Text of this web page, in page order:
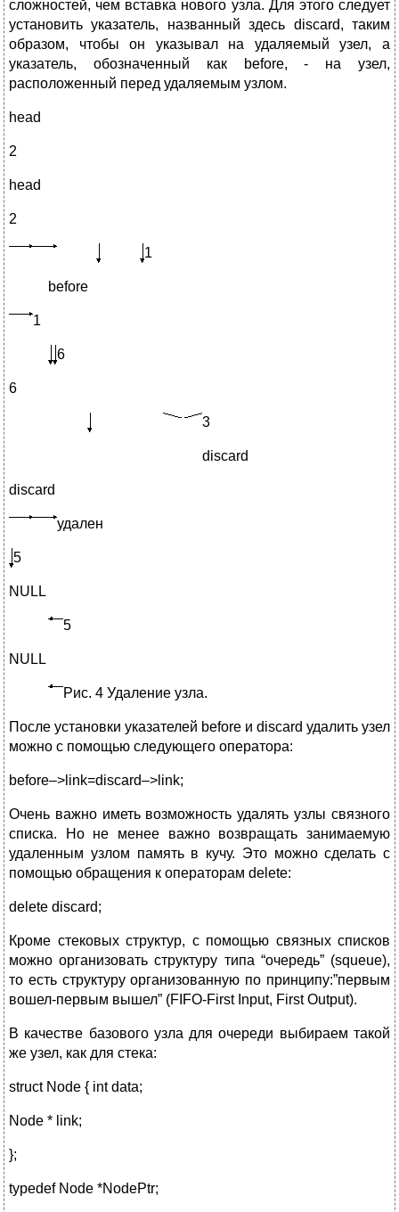
сложностей, чем вставка нового узла. Для этого следует
установить указатель, названный здесь discard, таким
образом, чтобы он указывал на удаляемый узел, а
указатель, обозначенный как before, - на узел,
расположенный перед удаляемым узлом.
head
2
head
2
1
before
1
6
6
3
discard
discard
удален
5
NULL
5
NULL
Рис. 4 Удаление узла.
После установки указателей before и discard удалить узел
можно с помощью следующего оператора:
before–>link=discard–>link;
Очень важно иметь возможность удалять узлы связного
списка. Но не менее важно возвращать занимаемую
удаленным узлом память в кучу. Это можно сделать с
помощью обращения к операторам delete:
delete discard;
Кроме стековых структур, с помощью связных списков
можно организовать структуру типа “очередь” (squeue),
то есть структуру организованную по принципу:”первым
вошел-первым вышел” (FIFO-First Input, First Output).
В качестве базового узла для очереди выбираем такой
же узел, как для стека:
struct Node { int data;
Node * link;
};
typedef Node *NodePtr;